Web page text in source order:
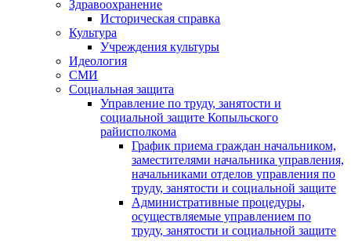
Здравоохранение
Историческая справка
Культура
Учреждения культуры
Идеология
СМИ
Социальная защита
Управление по труду, занятости и
социальной защите Копыльского
райисполкома
График приема граждан начальником,
заместителями начальника управления,
начальниками отделов управления по
труду, занятости и социальной защите
Административные процедуры,
осуществляемые управлением по
труду, занятости и социальной защите